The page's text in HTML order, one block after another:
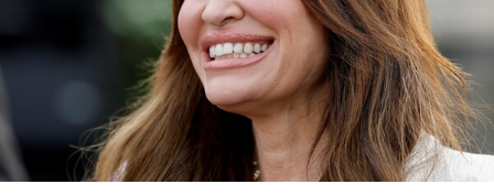
ΜΙΚΡΟΠΡΑΓΜΑΤΑ
THE GOOD LIFO
LIFOLAND
ΑΜΠΑ
PRINT